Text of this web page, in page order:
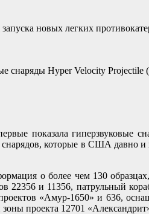
новых легких
снаряды Hyper Velocity
показала гиперзвуковые
которые в США давно
о более чем 130
и 11356, патрульный
«Амур-1650» и 636,
проекта 12701